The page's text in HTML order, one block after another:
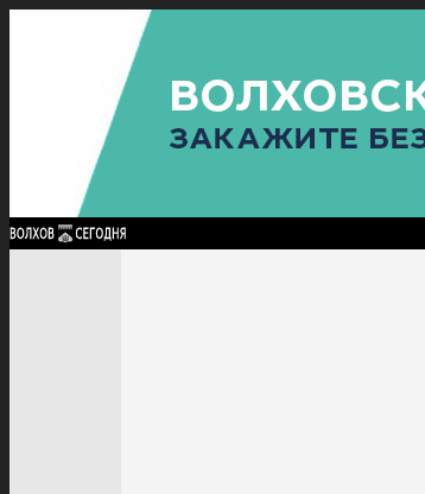
ГЛАВНАЯ ПОЛИТИКАПРОИСШЕСТВИЯПРОКУРАТУРА
ПОЛИТИКА
КУЛЬТУРА
ПОСЕЛЕНИЯ